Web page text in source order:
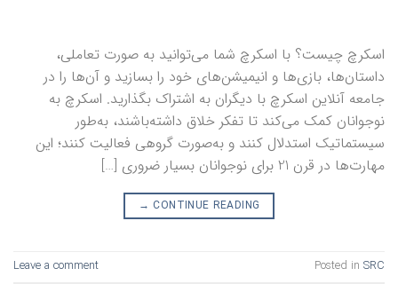
اسکرچ چیست؟ با اسکرچ شما می‌توانید به صورت تعاملی،
داستان‌ها، بازی‌ها و انیمیشن‌های خود را بسازید و آن‌ها را در
جامعه آنلاین اسکرچ با دیگران به اشتراک بگذارید. اسکرچ به
نوجوانان کمک می‌کند تا تفکر خلاق داشته‌باشند، به‌طور
سیستماتیک استدلال کنند و به‌صورت گروهی فعالیت کنند؛ این
مهارت‌ها در قرن 21 برای نوجوانان بسیار ضروری […]
CONTINUE READING
→
Posted in SRC
Leave a comment